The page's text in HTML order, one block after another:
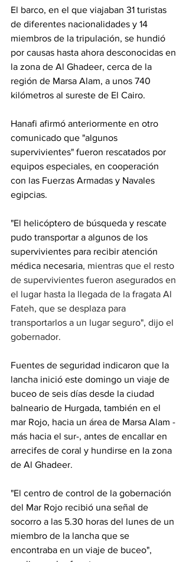
El barco, en el que viajaban 31 turistas
de diferentes nacionalidades y 14
miembros de la tripulación, se hundió
por causas hasta ahora desconocidas en
la zona de Al Ghadeer, cerca de la
región de Marsa Alam, a unos 740
kilómetros al sureste de El Cairo.
Hanafi afirmó anteriormente en otro
comunicado que "algunos
supervivientes" fueron rescatados por
equipos especiales, en cooperación
con las Fuerzas Armadas y Navales
egipcias.
"El helicóptero de búsqueda y rescate
pudo transportar a algunos de los
supervivientes para recibir atención
médica necesaria, mientras que el resto
de supervivientes fueron asegurados en
el lugar hasta la llegada de la fragata Al
Fateh, que se desplaza para
transportarlos a un lugar seguro", dijo el
gobernador.
Fuentes de seguridad indicaron que la
lancha inició este domingo un viaje de
buceo de seis días desde la ciudad
balneario de Hurgada, también en el
mar Rojo, hacia un área de Marsa Alam -
más hacia el sur-, antes de encallar en
arrecifes de coral y hundirse en la zona
de Al Ghadeer.
"El centro de control de la gobernación
del Mar Rojo recibió una señal de
socorro a las 5.30 horas del lunes de un
miembro de la lancha que se
encontraba en un viaje de buceo",